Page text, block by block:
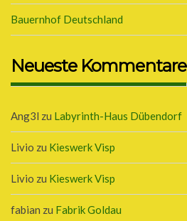
Bauernhof Deutschland
Neueste Kommentare
Ang3l zu Labyrinth-Haus Dübendorf
Livio zu Kieswerk Visp
Livio zu Kieswerk Visp
fabian zu Fabrik Goldau